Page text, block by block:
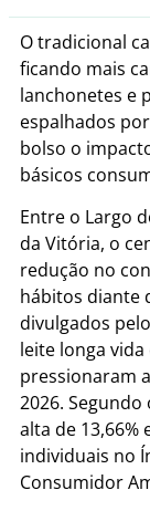
O tradicional
ficando mais
lanchonetes e
espalhados
bolso o
básicos
Entre o Largo
da Vitória, o
redução no
hábitos diante
divulgados
leite longa
pressionaram
2026.
alta de 13,66%
individuais no
Consumidor